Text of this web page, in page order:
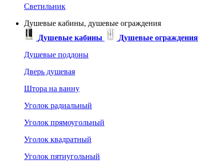
Светильник
Душевые кабины, душевые ограждения
Душевые кабины
Душевые ограждения
Душевые поддоны
Дверь душевая
Штора на ванну
Уголок радиальный
Уголок прямоугольный
Уголок квадратный
Уголок пятиугольный